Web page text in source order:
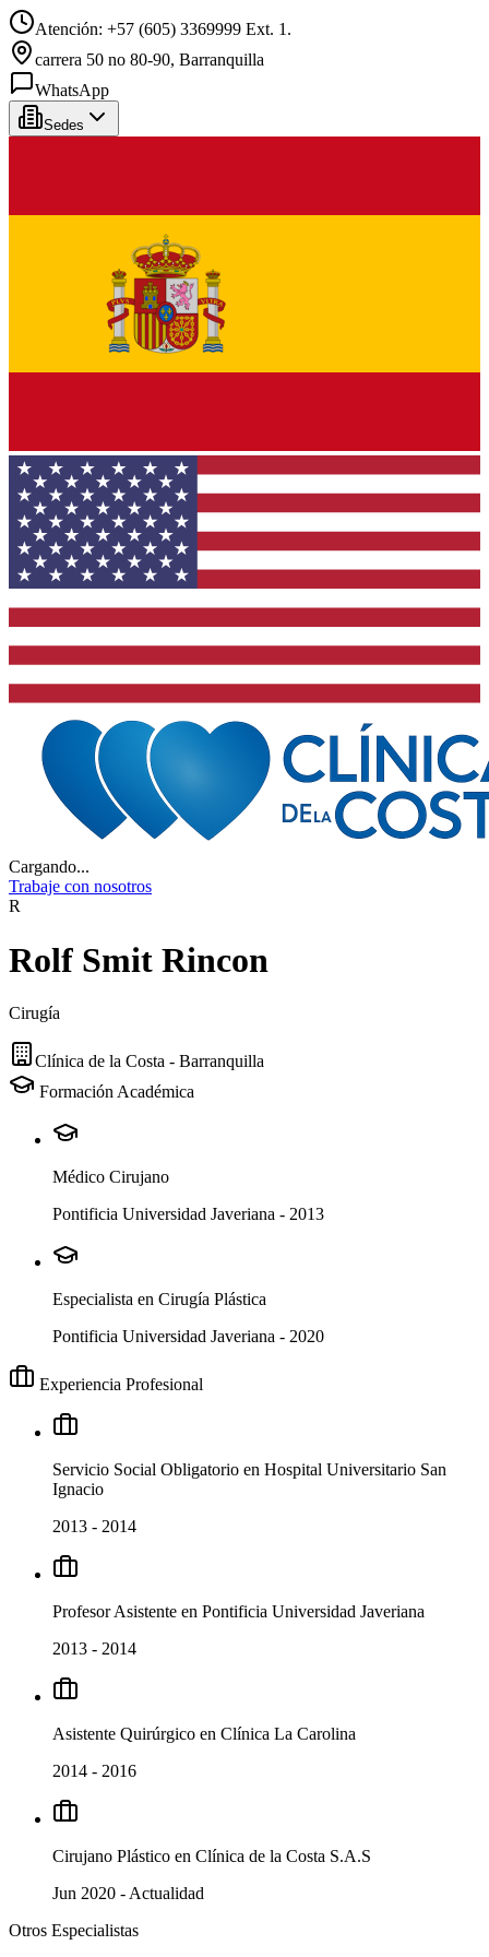
Atención: +57 (605) 3369999 Ext. 1.
carrera 50 no 80-90, Barranquilla
WhatsApp
Sedes
Cargando...
Trabaje con nosotros
R
Rolf Smit Rincon
Cirugía
Clínica de la Costa - Barranquilla
Formación Académica
Médico Cirujano
Pontificia Universidad Javeriana - 2013
Especialista en Cirugía Plástica
Pontificia Universidad Javeriana - 2020
Experiencia Profesional
Servicio Social Obligatorio en Hospital Universitario San
Ignacio
2013 - 2014
Profesor Asistente en Pontificia Universidad Javeriana
2013 - 2014
Asistente Quirúrgico en Clínica La Carolina
2014 - 2016
Cirujano Plástico en Clínica de la Costa S.A.S
Jun 2020 - Actualidad
Otros Especialistas